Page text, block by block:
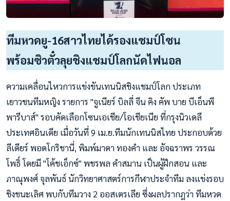
ทีมหวดยู-16สาวไทยได้รองแชมป์โซน
พร้อมซิวตั๋วลุยชิงแชมป์โลกนัดไฟนอล
ความเคลื่อนไหวการแข่งขันเทนนิสชิงแชมป์โลก ประเภท
เยาวชนทีมหญิง รายการ "จูเนียร์ บิลลี่ จีน คิง คัพ บาย บีเอ็นพี
พารีบาส์" รอบคัดเลือกโซนเอเชีย/โอเชียเนีย ที่กรุงนิวเดลี
ประเทศอินเดีย เมื่อวันที่ 9 เม.ย.ทีมนักเทนนิสไทย ประกอบด้วย
ลีเดียร์ พอดโกริชานี่, พิมพ์มาดา ทองคำ และ อัจฉราพร วรรณ
โพธิ์ โดยมี "โค้ชเอ็กซ์" พชรพล คำสมาน เป็นผู้ฝึกสอน และ
ภาณุพงศ์ จุลพันธ์ นักวิทยาศาสตร์การกีฬาประจำทีม ลงแข่งรอบ
ชิงชนะเลิศ พบกับทีมวาง 2 ออสเตรเลีย ซึ่งผลปรากฎว่า ทีมหวด